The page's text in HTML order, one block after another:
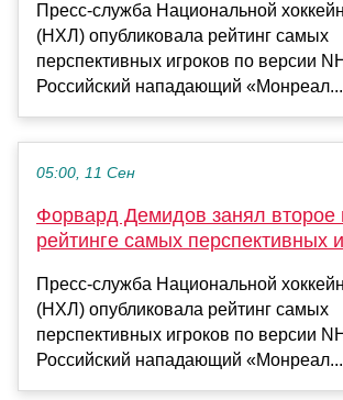
Пресс-служба Национальной
(НХЛ) опубликовала рейтинг самых
перспективных игроков по версии
Российский нападающий «Монреал...
05:00, 11 Сен
Форвард Демидов занял второе
рейтинге самых перспективных
Пресс-служба Национальной
(НХЛ) опубликовала рейтинг самых
перспективных игроков по версии
Российский нападающий «Монреал...